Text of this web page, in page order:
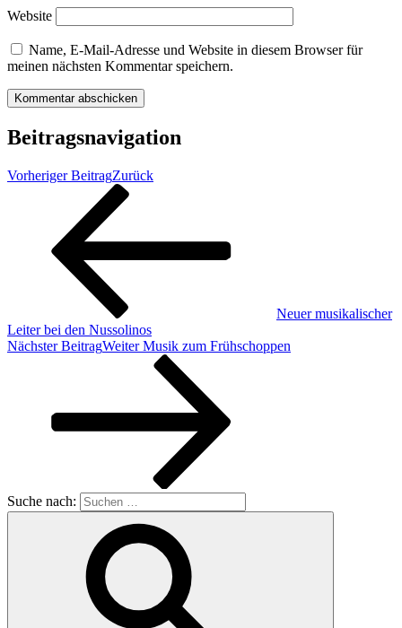
Website
Name, E-Mail-Adresse und Website in diesem Browser für
meinen nächsten Kommentar speichern.
Beitragsnavigation
Vorheriger BeitragZurück
Neuer musikalischer
Leiter bei den Nussolinos
Nächster BeitragWeiter Musik zum Frühschoppen
Suche nach: